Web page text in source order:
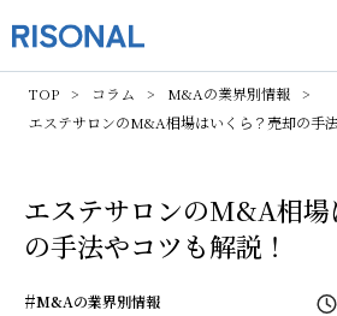
TOP コラム
M&Aの業界別情報
エステサロンのM&A相場はいくら？売却の手
エステサロンのM&A相場
の手法やコツも解説！
#M&Aの業界別情報